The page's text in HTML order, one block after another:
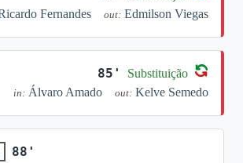
Fernandes out: Edmilson Viegas
85' Substituição
in: Álvaro Amado out: Kelve Semedo
88'